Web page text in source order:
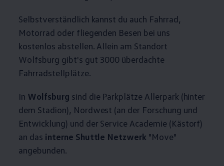
Selbstverständlich kannst du auch Fahrrad,
Motorrad oder fliegenden Besen bei uns
kostenlos abstellen. Allein am Standort
Wolfsburg gibt's gut 3000 überdachte
Fahrradstellplätze.
In Wolfsburg sind die Parkplätze Allerpark (hinter
dem Stadion), Nordwest (an der Forschung und
Entwicklung) und der Service Academie (Kästorf)
an das interne Shuttle Netzwerk "Move"
angebunden.